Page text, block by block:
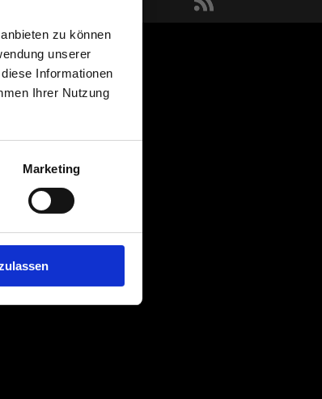
zu können
unserer
Informationen
Ihrer Nutzung
Marketing